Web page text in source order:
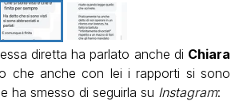
diretta ha parlato anche di Chiara
che anche con lei i rapporti si sono
ha smesso di seguirla su Instagram: